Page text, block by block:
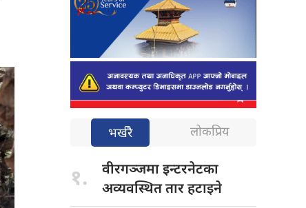
भर्खरै लोकप्रिय
१.
वीरगञ्जमा इन्टरनेटका
अव्यवस्थित तार हटाइने